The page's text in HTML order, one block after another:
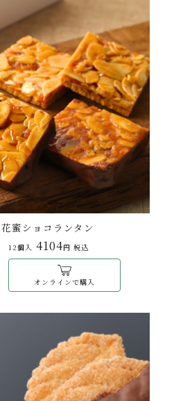
蜜ショコランタン
12個入 4104円 税込
オンラインで購入